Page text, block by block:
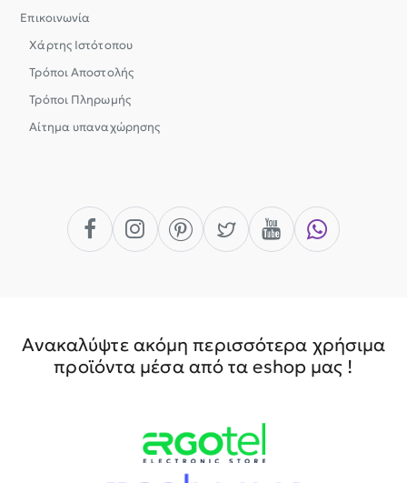
Επικοινωνία
Χάρτης Ιστότοπου
Τρόποι Αποστολής
Τρόποι Πληρωμής
Αίτημα υπαναχώρησης
Ανακαλύψτε ακόμη περισσότερα χρήσιμα
προϊόντα μέσα από τα eshop μας !